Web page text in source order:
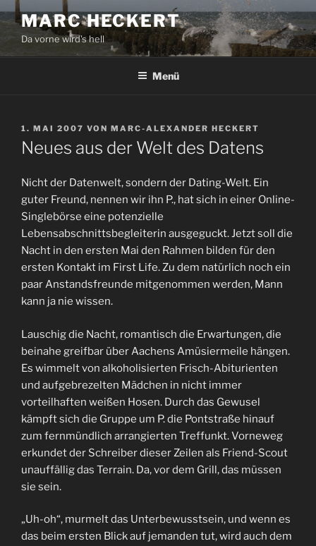
Zum
Inhalt
springen
MARC HECKERT
Da vorne wird's hell
Menü
VERÖFFENTLICHT
AM
1. MAI 2007 VON MARC-ALEXANDER HECKERT
Neues aus der Welt des Datens
Nicht der Datenwelt, sondern der Dating-Welt. Ein
guter Freund, nennen wir ihn P., hat sich in einer Online-
Singlebörse eine potenzielle
Lebensabschnittsbegleiterin ausgeguckt. Jetzt soll die
Nacht in den ersten Mai den Rahmen bilden für den
ersten Kontakt im First Life. Zu dem natürlich noch ein
paar Anstandsfreunde mitgenommen werden, Mann
kann ja nie wissen.
Lauschig die Nacht, romantisch die Erwartungen, die
beinahe greifbar über Aachens Amüsiermeile hängen.
Es wimmelt von alkoholisierten Frisch-Abiturienten
und aufgebrezelten Mädchen in nicht immer
vorteilhaften weißen Hosen. Durch das Gewusel
kämpft sich die Gruppe um P. die Pontstraße hinauf
zum fernmündlich arrangierten Treffunkt. Vorneweg
erkundet der Schreiber dieser Zeilen als Friend-Scout
unauffällig das Terrain. Da, vor dem Grill, das müssen
sie sein.
„Uh-oh“, murmelt das Unterbewusstsein, und wenn es
das beim ersten Blick auf jemanden tut, wird auch dem